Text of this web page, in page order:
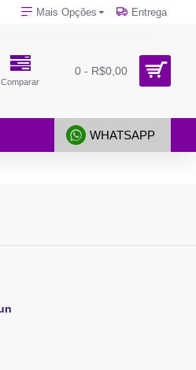
Mais Opções Entrega
Comparar
0 - R$0,00
WHATSAPP